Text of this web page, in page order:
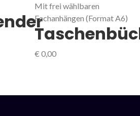
Mit frei wählbaren
Fachanhängen (Format A6)
€ 0,00